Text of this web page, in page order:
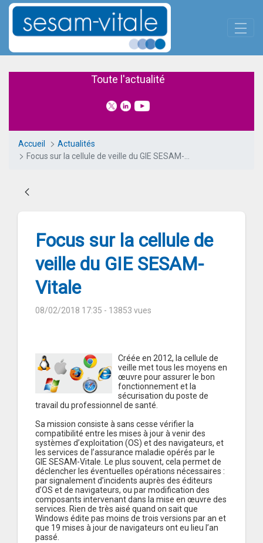
Saut au contenu principal
Focus sur la cellule de veille
Toute l'actualité
Accueil
Actualités
Focus sur la cellule de veille du GIE SESAM-Vitale
Focus sur la cellule de
veille du GIE SESAM-
Vitale
08/02/2018 17:35 - 13853 vues
Créée en 2012, la cellule de
veille met tous les moyens en
œuvre pour assurer le bon
fonctionnement et la
sécurisation du poste de
travail du professionnel de santé.
Sa mission consiste à sans cesse vérifier la
compatibilité entre les mises à jour à venir des
systèmes d’exploitation (OS) et des navigateurs, et
les services de l’assurance maladie opérés par le
GIE SESAM-Vitale. Le plus souvent, cela permet de
déclencher les éventuelles opérations nécessaires :
par signalement d’incidents auprès des éditeurs
d’OS et de navigateurs, ou par modification des
composants intervenant dans la mise en œuvre des
services. Rien de très aisé quand on sait que
Windows édite pas moins de trois versions par an et
que 19 mises à jour de navigateurs ont eu lieu l’an
passé.
Panneau de gestion des cookies